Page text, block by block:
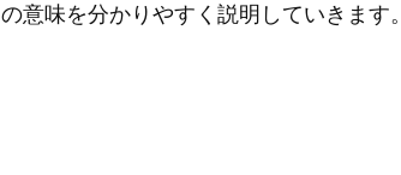
の意味を分かりやすく説明していきます。